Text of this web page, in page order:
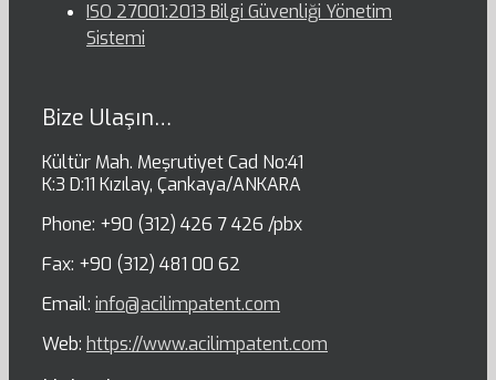
ISO 27001:2013 Bilgi Güvenliği Yönetim
Sistemi
Bize Ulaşın…
Kültür Mah. Meşrutiyet Cad No:41
K:3 D:11 Kızılay, Çankaya/ANKARA
Phone: +90 (312) 426 7 426 /pbx
Fax: +90 (312) 481 00 62
Email: info@acilimpatent.com
Web: https://www.acilimpatent.com